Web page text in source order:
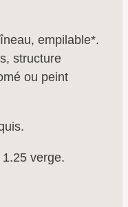
empilable*.
structure
ou peint
verge.